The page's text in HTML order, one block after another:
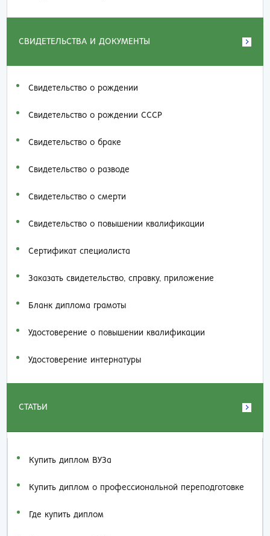
СВИДЕТЕЛЬСТВА И ДОКУМЕНТЫ
Свидетельство о рождении
Свидетельство о рождении СССР
Свидетельство о браке
Свидетельство о разводе
Свидетельство о смерти
Свидетельство о повышении квалификации
Сертификат специалиста
Заказать cвидетельство, справку, приложение
Бланк диплома грамоты
Удостоверение о повышении квалификации
Удостоверение интернатуры
СТАТЬИ
Купить диплом ВУЗа
Купить диплом о профессиональной переподготовке
Где купить диплом